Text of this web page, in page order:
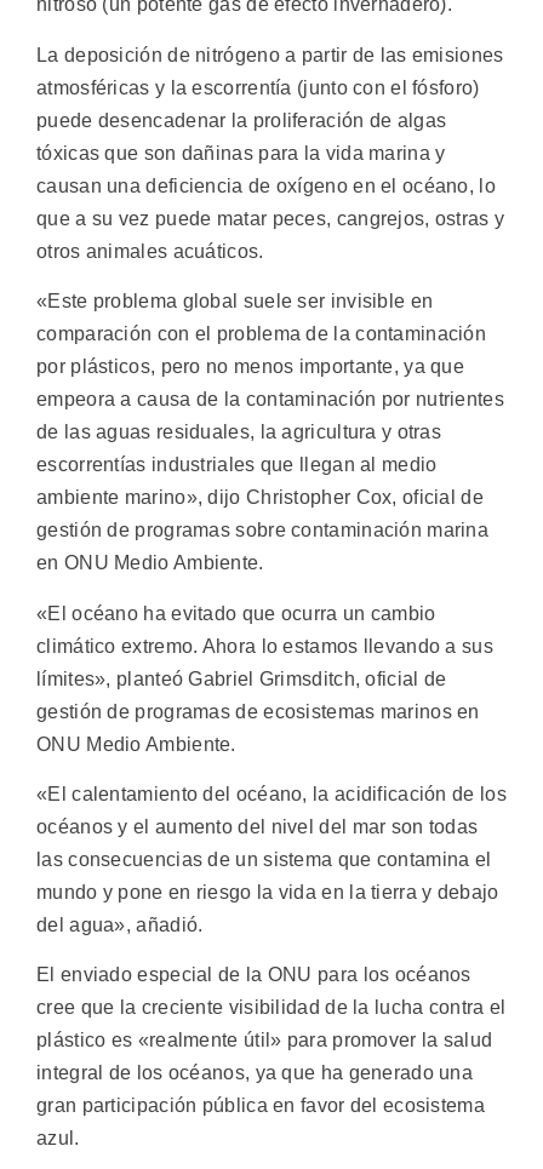
nitroso (un potente gas de efecto invernadero).
La deposición de nitrógeno a partir de las emisiones
atmosféricas y la escorrentía (junto con el fósforo)
puede desencadenar la proliferación de algas
tóxicas que son dañinas para la vida marina y
causan una deficiencia de oxígeno en el océano, lo
que a su vez puede matar peces, cangrejos, ostras y
otros animales acuáticos.
«Este problema global suele ser invisible en
comparación con el problema de la contaminación
por plásticos, pero no menos importante, ya que
empeora a causa de la contaminación por nutrientes
de las aguas residuales, la agricultura y otras
escorrentías industriales que llegan al medio
ambiente marino», dijo Christopher Cox, oficial de
gestión de programas sobre contaminación marina
en ONU Medio Ambiente.
«El océano ha evitado que ocurra un cambio
climático extremo. Ahora lo estamos llevando a sus
límites», planteó Gabriel Grimsditch, oficial de
gestión de programas de ecosistemas marinos en
ONU Medio Ambiente.
«El calentamiento del océano, la acidificación de los
océanos y el aumento del nivel del mar son todas
las consecuencias de un sistema que contamina el
mundo y pone en riesgo la vida en la tierra y debajo
del agua», añadió.
El enviado especial de la ONU para los océanos
cree que la creciente visibilidad de la lucha contra el
plástico es «realmente útil» para promover la salud
integral de los océanos, ya que ha generado una
gran participación pública en favor del ecosistema
azul.